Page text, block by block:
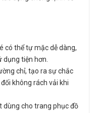
có thể tự mặc dễ dàng,
tiện hơn.
chỉ, tạo ra sự chắc
không rách vải khi
dùng cho trang phục đồ